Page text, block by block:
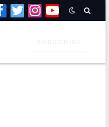
TwitterInstagramYouTube